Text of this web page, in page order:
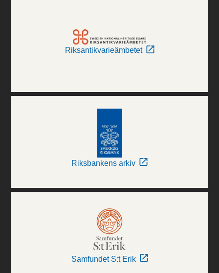
Riksantikvarieämbetet
Riksbankens arkiv
Samfundet S:t Erik